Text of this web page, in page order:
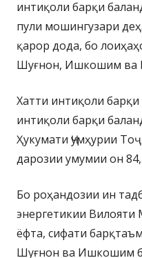
интиқоли барқи
пули мошингузари
қарор дода, бо
Шуғнон, Ишкошим ва
Хатти интиқоли
интиқоли барқи
Ҳукумати Ҷумҳурии
дарозии умумии он
Бо роҳандозии ин
энергетикии
ёфта, сифати
Шуғнон ва Ишкошим